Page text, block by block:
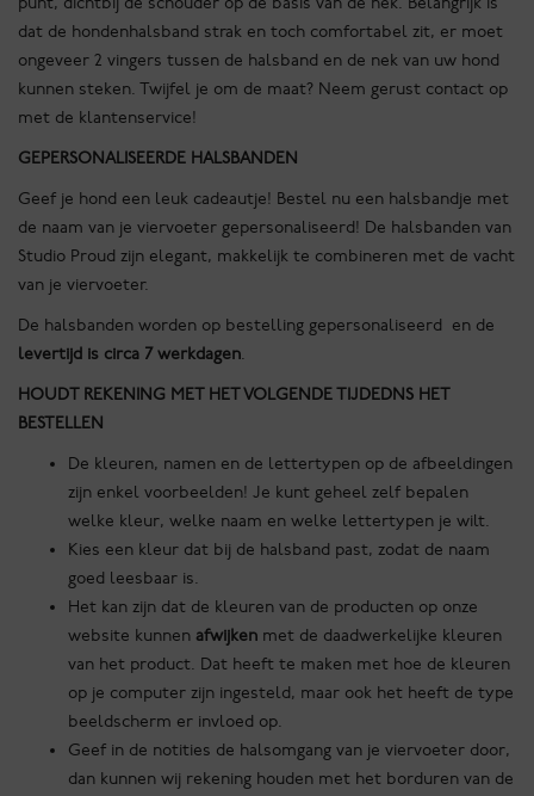
dat de hondenhalsband strak en toch comfortabel zit, er moet
ongeveer 2 vingers tussen de halsband en de nek van uw hond
kunnen steken. Twijfel je om de maat? Neem gerust contact op
met de klantenservice!
GEPERSONALISEERDE HALSBANDEN
Geef je hond een leuk cadeautje! Bestel nu een halsbandje met
de naam van je viervoeter gepersonaliseerd! De halsbanden van
Studio Proud zijn elegant, makkelijk te combineren met de vacht
van je viervoeter.
De halsbanden worden op bestelling gepersonaliseerd en de
levertijd is circa 7 werkdagen.
HOUDT REKENING MET HET VOLGENDE TIJDEDNS HET
BESTELLEN
De kleuren, namen en de lettertypen op de afbeeldingen
zijn enkel voorbeelden! Je kunt geheel zelf bepalen
welke kleur, welke naam en welke lettertypen je wilt.
Kies een kleur dat bij de halsband past, zodat de naam
goed leesbaar is.
Het kan zijn dat de kleuren van de producten op onze
website kunnen afwijken met de daadwerkelijke kleuren
van het product. Dat heeft te maken met hoe de kleuren
op je computer zijn ingesteld, maar ook het heeft de type
beeldscherm er invloed op.
Geef in de notities de halsomgang van je viervoeter door,
dan kunnen wij rekening houden met het borduren van de